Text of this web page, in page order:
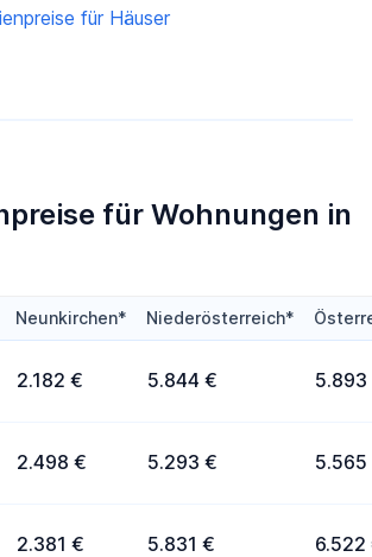
für Häuser
für Wohnungen in
Neunkirchen* Niederösterreich*
2.182 € 5.844 € 5.893
2.498 € 5.293 € 5.565
2.381 € 5.831 € 6.522